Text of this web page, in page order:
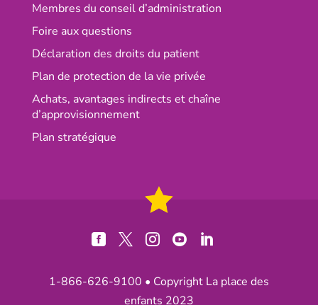
Membres du conseil d’administration
Foire aux questions
Déclaration des droits du patient
Plan de protection de la vie privée
Achats, avantages indirects et chaîne
d’approvisionnement
Plan stratégique
    
1-866-626-9100 • Copyright La place des
enfants 2023